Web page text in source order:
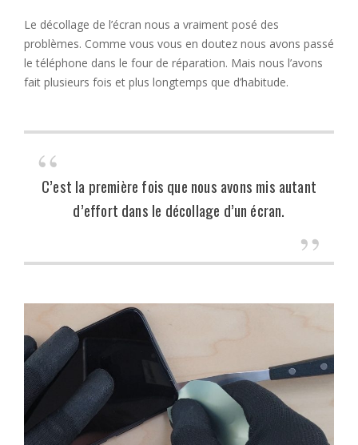
Le décollage de l’écran nous a vraiment posé des
problèmes. Comme vous vous en doutez nous avons passé
le téléphone dans le four de réparation. Mais nous l’avons
fait plusieurs fois et plus longtemps que d’habitude.
C’est la première fois que nous avons mis autant
d’effort dans le décollage d’un écran.